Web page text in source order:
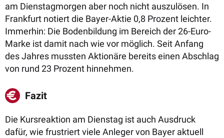
am Dienstagmorgen aber noch nicht auszulösen. In
Frankfurt notiert die Bayer-Aktie 0,8 Prozent leichter.
Immerhin: Die Bodenbildung im Bereich der 26-Euro-
Marke ist damit nach wie vor möglich. Seit Anfang
des Jahres mussten Aktionäre bereits einen Abschlag
von rund 23 Prozent hinnehmen.
Fazit
Die Kursreaktion am Dienstag ist auch Ausdruck
dafür, wie frustriert viele Anleger von Bayer aktuell